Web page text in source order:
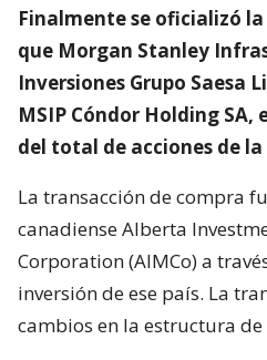
Finalmente se oficializó
que Morgan Stanley
Inversiones Grupo Saesa
MSIP Cóndor Holding SA,
del total de acciones de
La transacción de compra
canadiense Alberta
Corporation (AIMCo) a
inversión de ese país. La
cambios en la estructura